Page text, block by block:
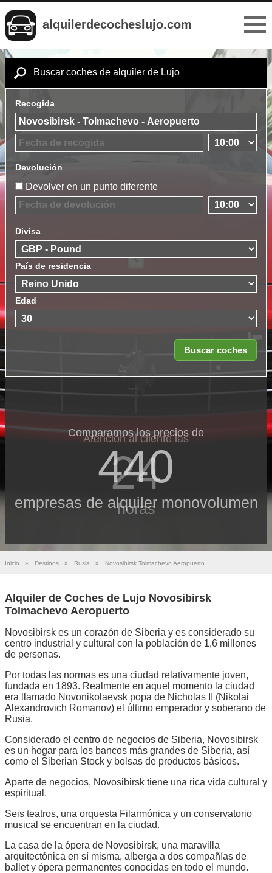
alquilerdecocheslujo.com
Buscar coches de alquiler de Lujo
Recogida
Devolución
Devolver en un punto diferente
Divisa
País de residencia
Edad
Comparamos los precios de
440
empresas de alquiler monovolumen
Atención al cliente las
24
horas
Inicio » Destinos » Rusia » Novosibirsk Tolmachevo Aeropuerto
Alquiler de Coches de Lujo Novosibirsk
Tolmachevo Aeropuerto
Novosibirsk es un corazón de Siberia y es considerado su
centro industrial y cultural con la población de 1,6 millones
de personas.
Por todas las normas es una ciudad relativamente joven,
fundada en 1893. Realmente en aquel momento la ciudad
era llamado Novonikolaevsk popa de Nicholas II (Nikolai
Alexandrovich Romanov) el último emperador y soberano de
Rusia.
Considerado el centro de negocios de Siberia, Novosibirsk
es un hogar para los bancos más grandes de Siberia, así
como el Siberian Stock y bolsas de productos básicos.
Aparte de negocios, Novosibirsk tiene una rica vida cultural y
espiritual.
Seis teatros, una orquesta Filarmónica y un conservatorio
musical se encuentran en la ciudad.
La casa de la ópera de Novosibirsk, una maravilla
arquitectónica en sí misma, alberga a dos compañías de
ballet y ópera permanentes conocidas en todo el mundo.